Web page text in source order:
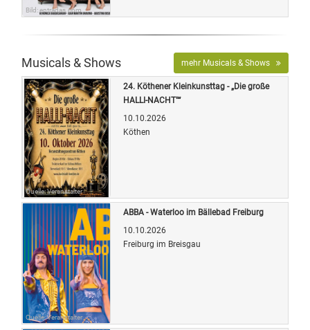
Bild: entradas.com
Musicals & Shows mehr Musicals & Shows
Quelle: Veranstalter
24. Köthener Kleinkunsttag - „Die große
HALLI-NACHT"“
10.10.2026
Köthen
Quelle: Veranstalter
ABBA - Waterloo im Bällebad Freiburg
10.10.2026
Freiburg im Breisgau